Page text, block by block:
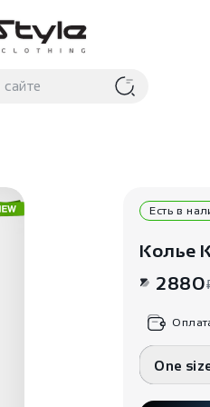
Есть в
Колье
2880
One